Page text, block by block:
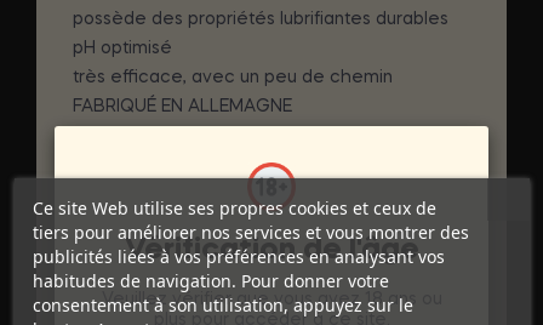
possède des propriétés lubrifiantes durables
pH optimisé
très efficace, avec un peu de chemin
FABRIQUÉ EN ALLEMAGNE
dermatologiques réguliers
préservatifs
disponible dans les pharmacies, les détaillants
érotiques bien approvisionnés et via Internet
Ce site Web utilise ses propres cookies et ceux de
tiers pour améliorer nos services et vous montrer des
publicités liées à vos préférences en analysant vos
habitudes de navigation. Pour donner votre
consentement à son utilisation, appuyez sur le
Vérification de l'âge
Veuillez vérifier que vous avez 18 ans ou
plus pour accéder à ce site.